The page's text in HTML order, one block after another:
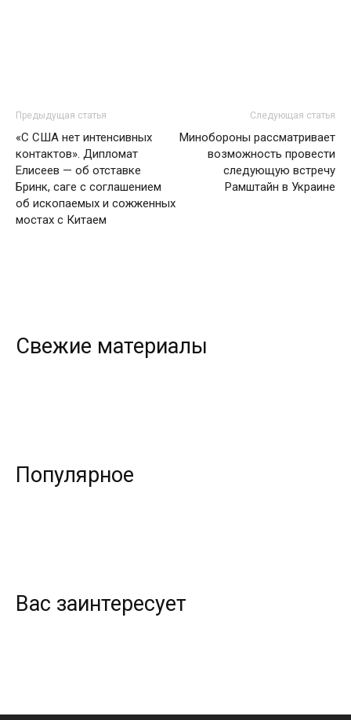
Предыдущая статья
«С США нет интенсивных
контактов». Дипломат
Елисеев — об отставке
Бринк, саге с соглашением
об ископаемых и сожженных
мостах с Китаем
Следующая статья
Минобороны рассматривает
возможность провести
следующую встречу
Рамштайн в Украине
Свежие материалы
Популярное
Вас заинтересует